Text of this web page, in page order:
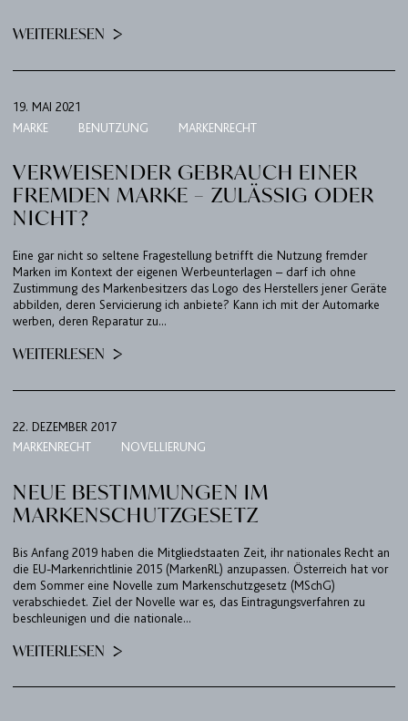
WEITERLESEN
19. MAI 2021
MARKE
BENUTZUNG MARKENRECHT
VERWEISENDER GEBRAUCH EINER
FREMDEN MARKE – ZULÄSSIG ODER
NICHT?
Eine gar nicht so seltene Fragestellung betrifft die Nutzung fremder
Marken im Kontext der eigenen Werbeunterlagen – darf ich ohne
Zustimmung des Markenbesitzers das Logo des Herstellers jener Geräte
abbilden, deren Servicierung ich anbiete? Kann ich mit der Automarke
werben, deren Reparatur zu...
WEITERLESEN
22. DEZEMBER 2017
MARKENRECHT
NOVELLIERUNG
NEUE BESTIMMUNGEN IM
MARKENSCHUTZGESETZ
Bis Anfang 2019 haben die Mitgliedstaaten Zeit, ihr nationales Recht an
die EU-Markenrichtlinie 2015 (MarkenRL) anzupassen. Österreich hat vor
dem Sommer eine Novelle zum Markenschutzgesetz (MSchG)
verabschiedet. Ziel der Novelle war es, das Eintragungsverfahren zu
beschleunigen und die nationale...
WEITERLESEN